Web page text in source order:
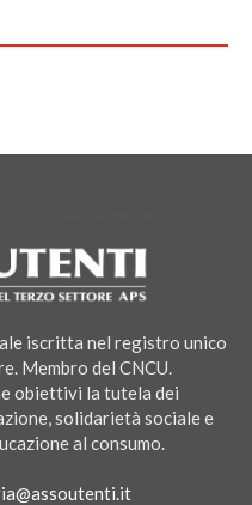
iscritta nel registro unico
Membro del CNCU.
obiettivi la tutela dei
solidarietà sociale e
al consumo.